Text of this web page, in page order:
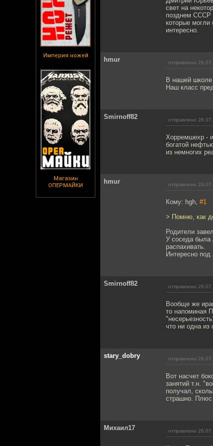
Империя ножей
Магазин
ОПЕРМАЙКИ
свет на
позднем СССР
которые могли
интересно.
hmur отправлено
В нашей
Наш класс
Smirnoff82 отправлено
Хорремшехр -
богатой
из немногих
hmur отправлено
Кому: hgh, #1
> Помню, как
Родители
У соседа была
распахивать.
Интересно
Smirnoff82 отправлено
Вообще же
то напоминая
что ни одна из
stary_dobry отправлено
Вот насчет
занятий т.н.
получал,
страшно. Плюс
Михаил17 отправлено